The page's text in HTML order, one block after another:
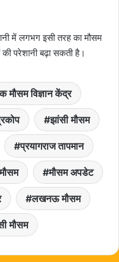
में लगभग इसी तरह का मौसम
परेशानी बढ़ा सकती है।
विज्ञान केंद्र
झांसी मौसम
प्रयागराज तापमान
मौसम अपडेट
लखनऊ मौसम
मौसम